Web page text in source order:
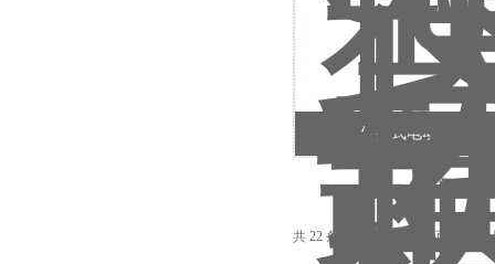
便携式电动液压泵
共 22 条记录，当前 1 / 2 页 首页